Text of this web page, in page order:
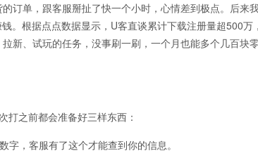
单，跟客服掰扯了快一个小时，心情差到极点。后来
。根据点点数据显示，U客直谈累计下载注册量超500
新、试玩的任务，没事刷一刷，一个月也能多个几百块
之前都会准备好三样东西：
，客服有了这个才能查到你的信息。